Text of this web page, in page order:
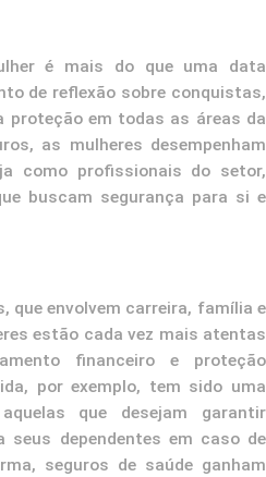
é mais do que uma data
de reflexão sobre conquistas,
proteção em todas as áreas da
as mulheres desempenham
como profissionais do setor,
buscam segurança para si e
que envolvem carreira, família e
estão cada vez mais atentas
financeiro e proteção
por exemplo, tem sido uma
que desejam garantir
seus dependentes em caso de
seguros de saúde ganham